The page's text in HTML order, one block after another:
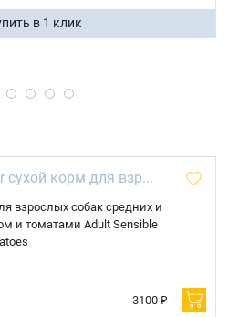
в 1 клик
взрослых собак средних и
и томатами Adult Sensible
3100 ₽